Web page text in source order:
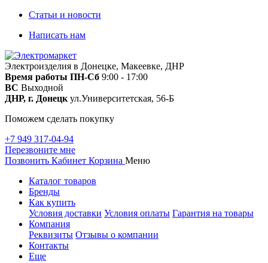
Статьи и новости
Написать нам
Электроизделия в Донецке, Макеевке, ДНР
Время работы ПН-Сб 9:00 - 17:00
ВС Выходной
ДНР, г. Донецк ул.Университетская, 56-Б
Поможем сделать покупку
+7 949 317-04-94
Перезвоните мне
Позвонить Кабинет Корзина Меню
Каталог товаров
Бренды
Как купить
Условия доставки Условия оплаты Гарантия на товары
Компания
Реквизиты Отзывы о компании
Контакты
Еще